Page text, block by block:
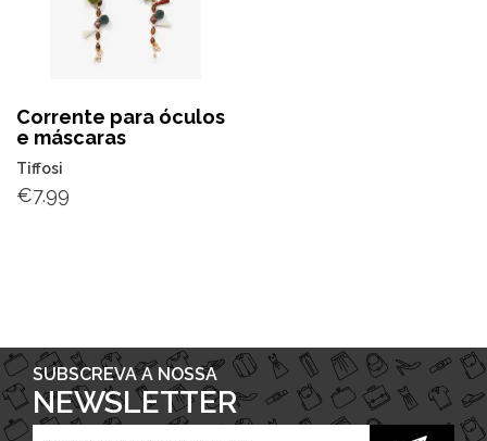
Corrente para óculos
e máscaras
Tiffosi
€7.99
SUBSCREVA A NOSSA
NEWSLETTER